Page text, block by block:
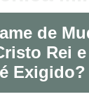
de
Rei
Exigido?